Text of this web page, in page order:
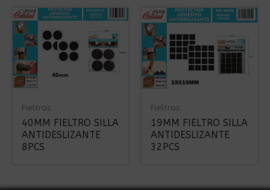
Fieltros
40MM FIELTRO SILLA
ANTIDESLIZANTE
8PCS
Fieltros
19MM FIELTRO SILLA
ANTIDESLIZANTE
32PCS